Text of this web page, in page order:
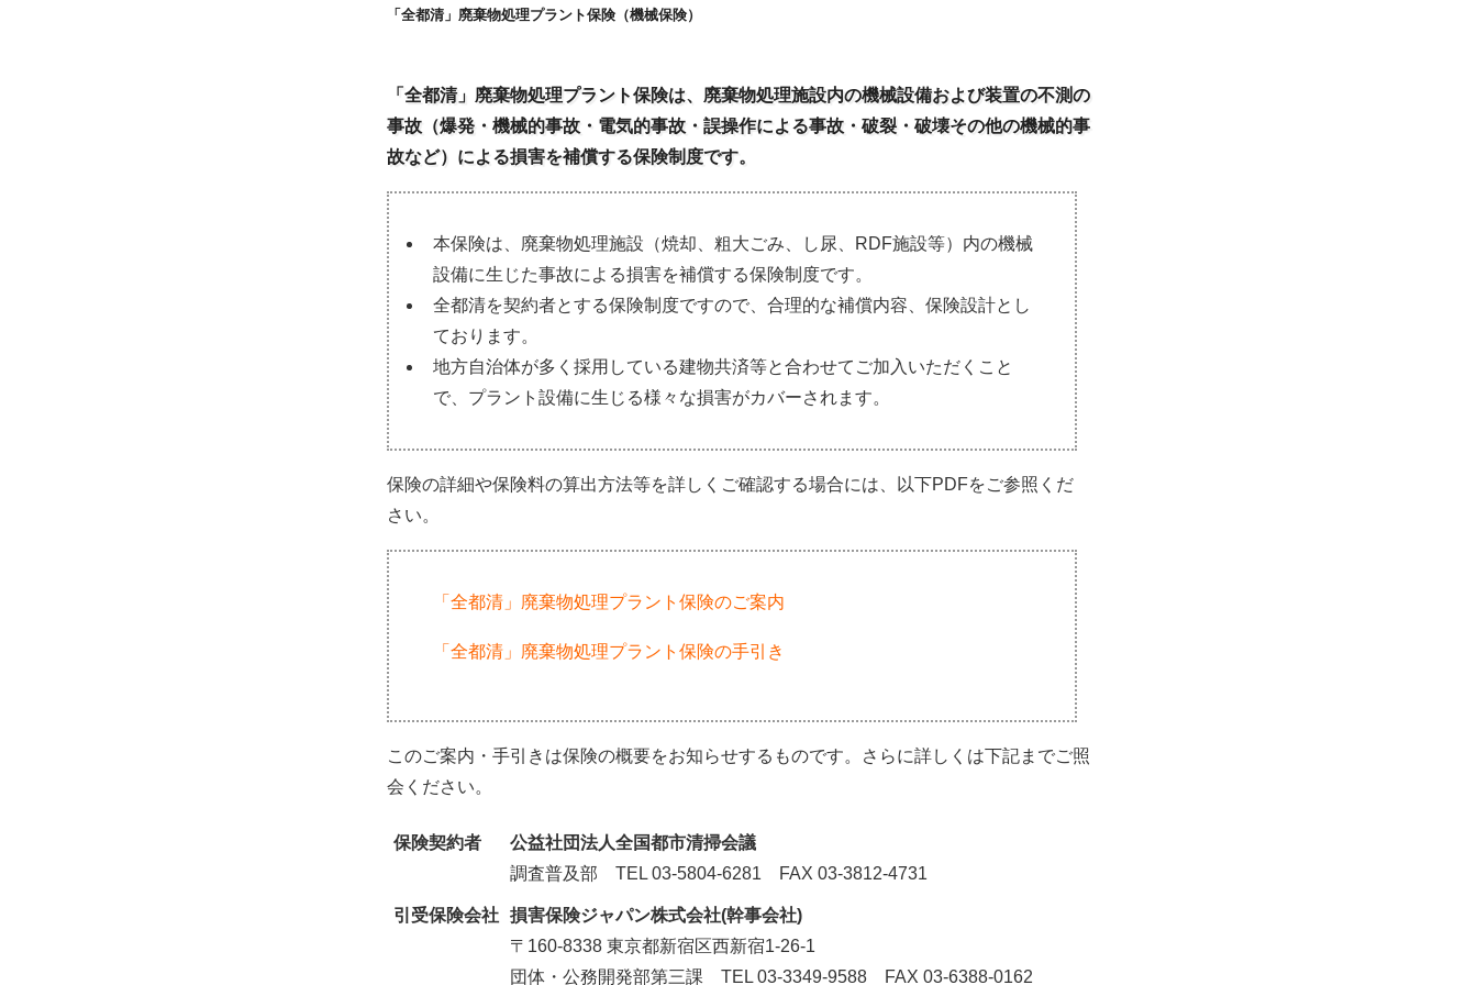
「全都清」廃棄物処理プラント保険（機械保険）
「全都清」廃棄物処理プラント保険は、廃棄物処理施設内の機械設備および装置の不測の
事故（爆発・機械的事故・電気的事故・誤操作による事故・破裂・破壊その他の機械的事
故など）による損害を補償する保険制度です。
本保険は、廃棄物処理施設（焼却、粗大ごみ、し尿、RDF施設等）内の機械
設備に生じた事故による損害を補償する保険制度です。
全都清を契約者とする保険制度ですので、合理的な補償内容、保険設計とし
ております。
地方自治体が多く採用している建物共済等と合わせてご加入いただくこと
で、プラント設備に生じる様々な損害がカバーされます。
保険の詳細や保険料の算出方法等を詳しくご確認する場合には、以下PDFをご参照くだ
さい。
「全都清」廃棄物処理プラント保険のご案内
「全都清」廃棄物処理プラント保険の手引き
このご案内・手引きは保険の概要をお知らせするものです。さらに詳しくは下記までご照
会ください。
保険契約者
公益社団法人全国都市清掃会議
調査普及部 TEL 03-5804-6281 FAX 03-3812-4731
引受保険会社 損害保険ジャパン株式会社(幹事会社)
〒160-8338 東京都新宿区西新宿1-26-1
団体・公務開発部第三課 TEL 03-3349-9588 FAX 03-6388-0162